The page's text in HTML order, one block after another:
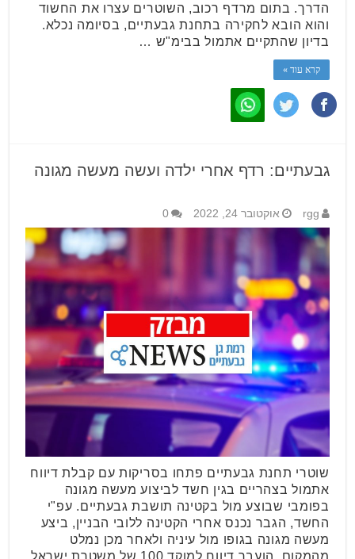
הדרך. בתום מרדף רכוב, השוטרים עצרו את החשוד
והוא הובא לחקירה בתחנת גבעתיים, בסיומה נכלא.
בדיון שהתקיים אתמול בבימ"ש …
קרא עוד »
גבעתיים: רדף אחרי ילדה ועשה מעשה מגונה
rgg אוקטובר 24, 2022 0
שוטרי תחנת גבעתיים פתחו בסריקות עם קבלת דיווח
אתמול בצהריים בגין חשד לביצוע מעשה מגונה
בפומבי שבוצע מול בקטינה תושבת גבעתיים. עפ"י
החשד, הגבר נכנס אחרי הקטינה ללובי הבניין, ביצע
מעשה מגונה בגופו מול עיניה ולאחר מכן נמלט
מהמקום. הועבר דיווח למוקד 100 של משטרת ישראל